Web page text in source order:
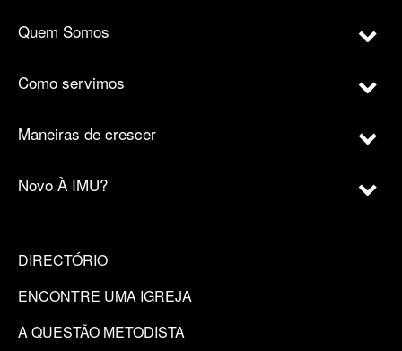
Quem Somos
Como servimos
Maneiras de crescer
Novo À IMU?
DIRECTÓRIO
ENCONTRE UMA IGREJA
A QUESTÃO METODISTA